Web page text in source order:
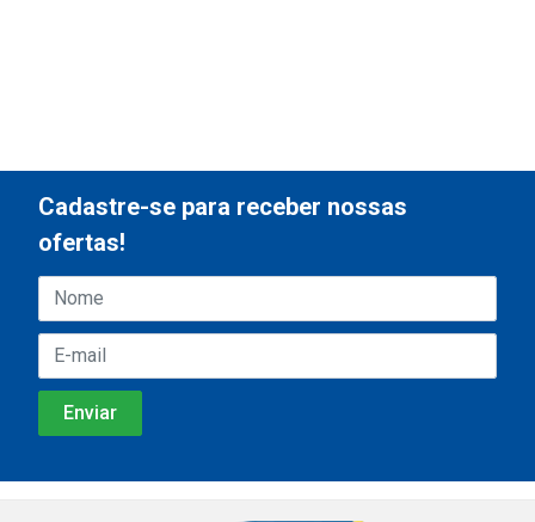
Cadastre-se para receber nossas
ofertas!